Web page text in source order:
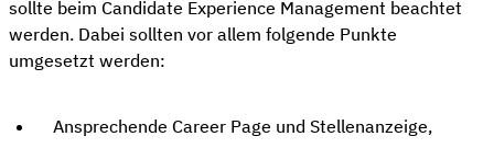
sollte beim Candidate Experience Management beachtet
werden. Dabei sollten vor allem folgende Punkte
umgesetzt werden:
Ansprechende Career Page und Stellenanzeige,